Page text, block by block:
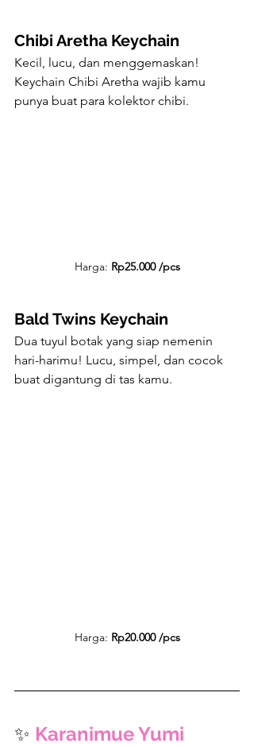
Chibi Aretha Keychain
Kecil, lucu, dan menggemaskan!
Keychain Chibi Aretha wajib kamu
punya buat para kolektor chibi.
Harga: Rp25.000 /pcs
Bald Twins Keychain
Dua tuyul botak yang siap nemenin
hari-harimu! Lucu, simpel, dan cocok
buat digantung di tas kamu.
Harga: Rp20.000 /pcs
✨ Karanimue Yumi